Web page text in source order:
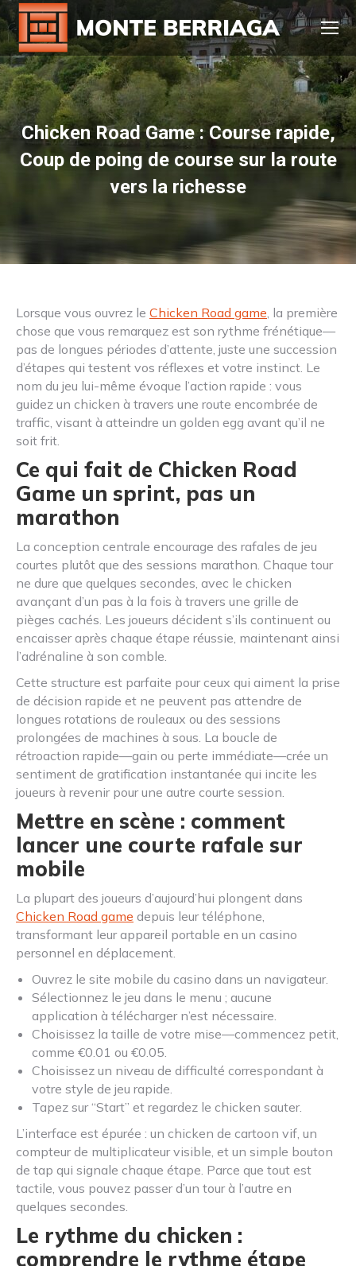
Chicken Road Game : Course rapide,
Coup de poing de course sur la route
vers la richesse
Lorsque vous ouvrez le Chicken Road game, la première
chose que vous remarquez est son rythme frénétique—
pas de longues périodes d’attente, juste une succession
d’étapes qui testent vos réflexes et votre instinct. Le
nom du jeu lui-même évoque l’action rapide : vous
guidez un chicken à travers une route encombrée de
traffic, visant à atteindre un golden egg avant qu’il ne
soit frit.
Ce qui fait de Chicken Road
Game un sprint, pas un
marathon
La conception centrale encourage des rafales de jeu
courtes plutôt que des sessions marathon. Chaque tour
ne dure que quelques secondes, avec le chicken
avançant d’un pas à la fois à travers une grille de
pièges cachés. Les joueurs décident s’ils continuent ou
encaisser après chaque étape réussie, maintenant ainsi
l’adrénaline à son comble.
Cette structure est parfaite pour ceux qui aiment la prise
de décision rapide et ne peuvent pas attendre de
longues rotations de rouleaux ou des sessions
prolongées de machines à sous. La boucle de
rétroaction rapide—gain ou perte immédiate—crée un
sentiment de gratification instantanée qui incite les
joueurs à revenir pour une autre courte session.
Mettre en scène : comment
lancer une courte rafale sur
mobile
La plupart des joueurs d’aujourd’hui plongent dans
Chicken Road game depuis leur téléphone,
transformant leur appareil portable en un casino
personnel en déplacement.
Ouvrez le site mobile du casino dans un navigateur.
Sélectionnez le jeu dans le menu ; aucune
application à télécharger n’est nécessaire.
Choisissez la taille de votre mise—commencez petit,
comme €0.01 ou €0.05.
Choisissez un niveau de difficulté correspondant à
votre style de jeu rapide.
Tapez sur “Start” et regardez le chicken sauter.
L’interface est épurée : un chicken de cartoon vif, un
compteur de multiplicateur visible, et un simple bouton
de tap qui signale chaque étape. Parce que tout est
tactile, vous pouvez passer d’un tour à l’autre en
quelques secondes.
Le rythme du chicken :
comprendre le rythme étape